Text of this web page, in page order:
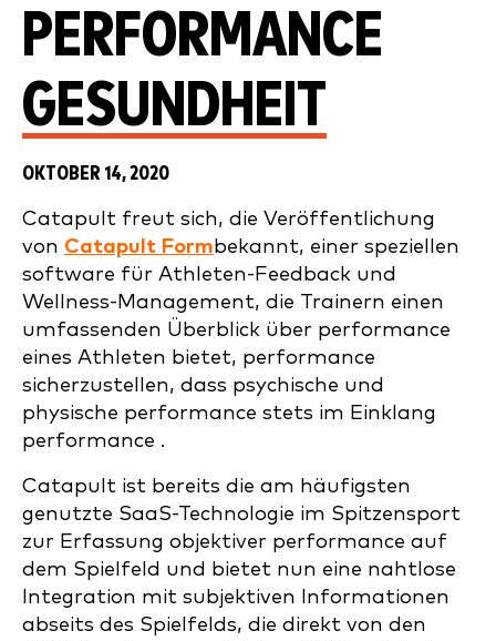
ERFORMANCE G
ESUNDHEIT
OKTOBER 14, 2020
Catapult freut sich, die Veröffentlichung
von Catapult Form bekannt, einer speziellen
software für Athleten-Feedback und
Wellness-Management, die Trainern einen
umfassenden Überblick über performance
eines Athleten bietet, performance
sicherzustellen, dass psychische und
physische performance stets im Einklang
performance .
Catapult ist bereits die am häufigsten
genutzte SaaS-Technologie im Spitzensport
zur Erfassung objektiver performance auf
dem Spielfeld und bietet nun eine nahtlose
Integration mit subjektiven Informationen
abseits des Spielfelds, die direkt von den